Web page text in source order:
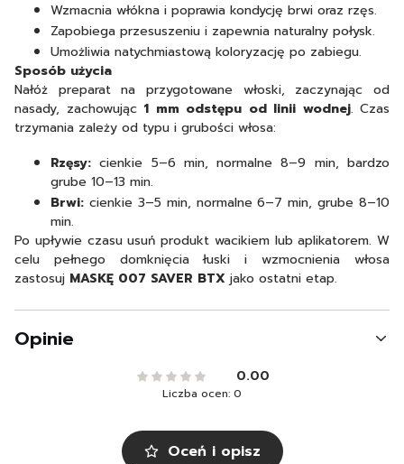
Wzmacnia włókna i poprawia kondycję brwi oraz rzęs.
Zapobiega przesuszeniu i zapewnia naturalny połysk.
Umożliwia natychmiastową koloryzację po zabiegu.
Sposób użycia
Nałóż preparat na przygotowane włoski, zaczynając od
nasady, zachowując 1 mm odstępu od linii wodnej. Czas
trzymania zależy od typu i grubości włosa:
Rzęsy: cienkie 5–6 min, normalne 8–9 min, bardzo
grube 10–13 min.
Brwi: cienkie 3–5 min, normalne 6–7 min, grube 8–10
min.
Po upływie czasu usuń produkt wacikiem lub aplikatorem. W
celu pełnego domknięcia łuski i wzmocnienia włosa
zastosuj MASKĘ 007 SAVER BTX jako ostatni etap.
Opinie
0.00
Liczba ocen: 0
Oceń i opisz